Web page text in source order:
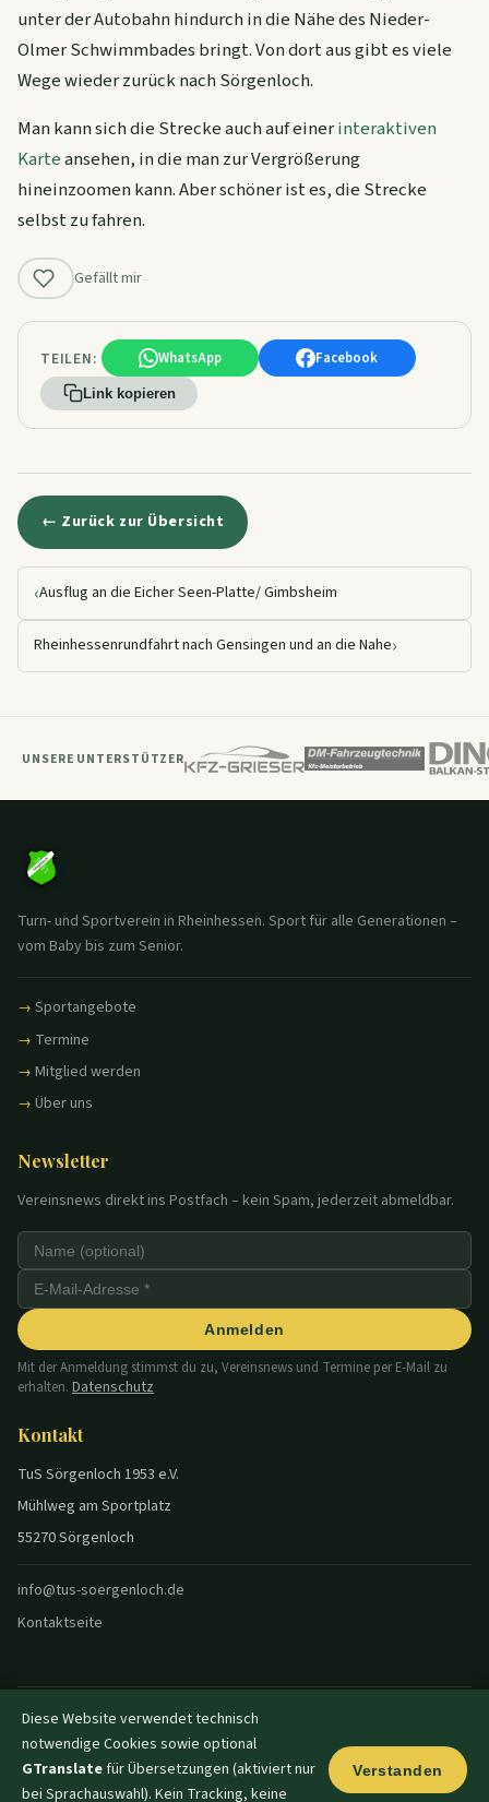
unter der Autobahn hindurch in die Nähe des Nieder-
Olmer Schwimmbades bringt. Von dort aus gibt es viele
Wege wieder zurück nach Sörgenloch.
Man kann sich die Strecke auch auf einerinteraktiven
Karteansehen, in die man zur Vergrößerung
hineinzoomen kann. Aber schöner ist es, die Strecke
selbst zu fahren.
Gefällt mir
TEILEN: WhatsApp Facebook
Link kopieren
← Zurück zur Übersicht
‹Ausflug an die Eicher Seen-Platte/ Gimbsheim
Rheinhessenrundfahrt nach Gensingen und an die Nahe›
UNSERE UNTERSTÜTZER
Turn- und Sportverein in Rheinhessen. Sport für alle Generationen –
vom Baby bis zum Senior.
Sportangebote
Termine
Mitglied werden
Über uns
Newsletter
Vereinsnews direkt ins Postfach – kein Spam, jederzeit abmeldbar.
Anmelden
Mit der Anmeldung stimmst du zu, Vereinsnews und Termine per E-Mail zu
erhalten. Datenschutz
Kontakt
TuS Sörgenloch 1953 e.V.
Mühlweg am Sportplatz
55270 Sörgenloch
info@tus-soergenloch.de
Kontaktseite
© 2026 TuS Sörgenloch — Alle Rechte vorbehalten.
Dunkel|Datenschutz|Impressum Disclaimer|Login
Diese Website verwendet technisch
notwendige Cookies sowie optional
GTranslatefür Übersetzungen (aktiviert nur
bei Sprachauswahl). Kein Tracking, keine
Verstanden